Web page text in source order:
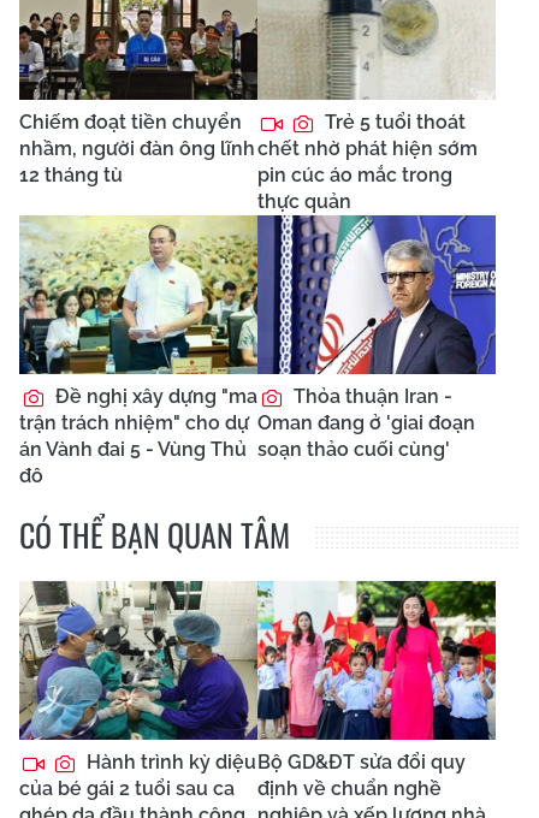
Chiếm đoạt tiền chuyển
nhầm, người đàn ông lĩnh
12 tháng tù
Trẻ 5 tuổi thoát
chết nhờ phát hiện sớm
pin cúc áo mắc trong
thực quản
Đề nghị xây dựng "ma
trận trách nhiệm" cho dự
án Vành đai 5 - Vùng Thủ
đô
Thỏa thuận Iran -
Oman đang ở 'giai đoạn
soạn thảo cuối cùng'
CÓ THỂ BẠN QUAN TÂM
Hành trình kỳ diệu
của bé gái 2 tuổi sau ca
Bộ GD&ĐT sửa đổi quy
định về chuẩn nghề